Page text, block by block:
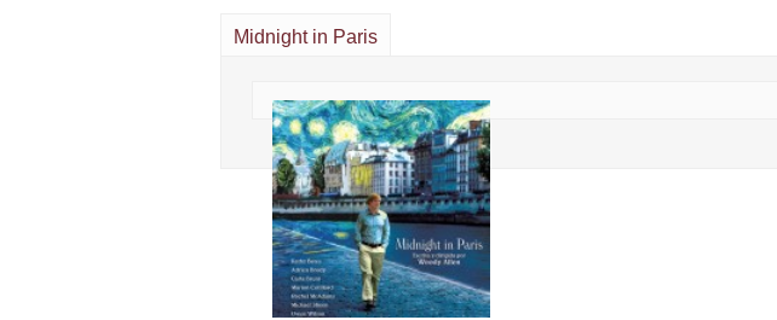
Midnight in Paris